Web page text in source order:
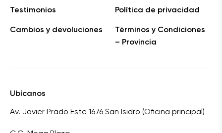
Testimonios
Cambios y devoluciones
Política de privacidad
Términos y Condiciones
– Provincia
Ubícanos
Av. Javier Prado Este 1676 San Isidro (Oficina principal)